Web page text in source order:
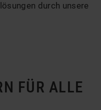
durch unsere
FÜR ALLE